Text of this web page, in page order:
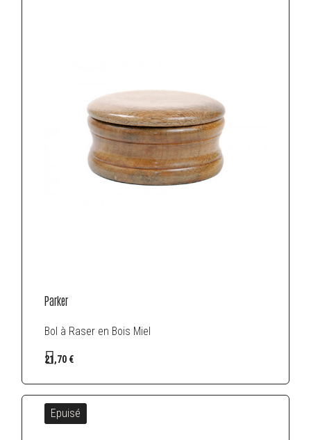
Parker
Bol à Raser en Bois Miel
21,70 €
Epuisé